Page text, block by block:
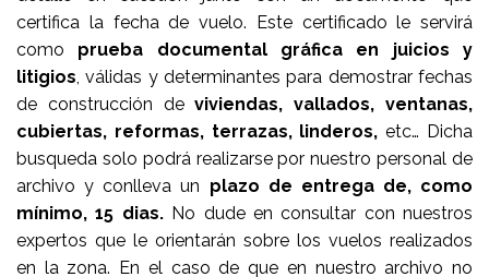
certifica la fecha de vuelo. Este certificado le servirá
como prueba documental gráfica en juicios y
litigios, válidas y determinantes para demostrar fechas
de construcción deviviendas, vallados, ventanas,
cubiertas, reformas, terrazas, linderos, etc… Dicha
busqueda solo podrá realizarse por nuestro personal de
archivo y conlleva un plazo de entrega de, como
mínimo, 15 dias.No dude en consultar con nuestros
expertos que le orientarán sobre los vuelos realizados
en la zona. En el caso de que en nuestro archivo no